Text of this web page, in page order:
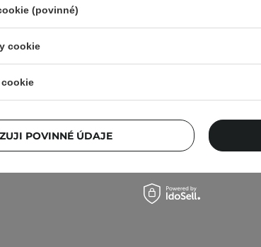
obličej. Nechte
zbylou esenci
informace najdete v
(povinné)
cookie
POVINNÉ ÚDAJE